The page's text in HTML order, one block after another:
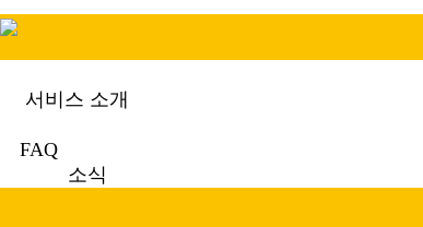
서비스 소개
FAQ
소식